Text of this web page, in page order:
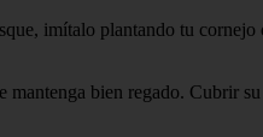
imítalo plantando tu
bien regado. Cubrir